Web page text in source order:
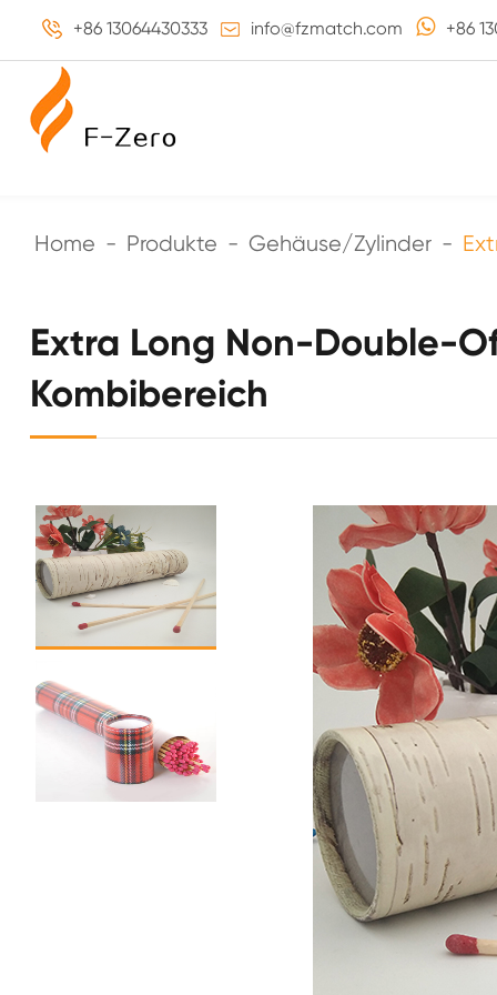
+86 13064430333 info@fzmatch.com +86
Home Produkte Gehäuse/Zylinder
Extra Long Non-Double-
Kombibereich